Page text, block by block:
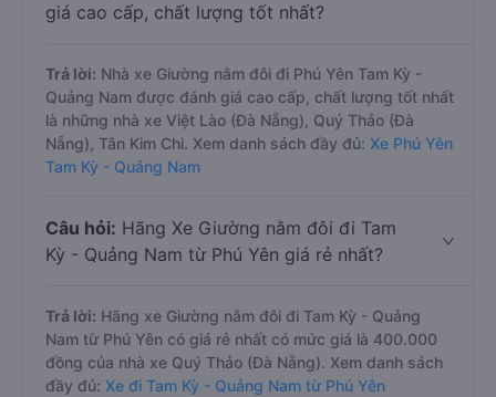
giá cao cấp, chất lượng tốt nhất?
Trả lời: Nhà xe Giường nằm đôi đi Phú Yên Tam Kỳ -
Quảng Nam được đánh giá cao cấp, chất lượng tốt nhất
là những nhà xe Việt Lào (Đà Nẵng), Quý Thảo (Đà
Nẵng), Tân Kim Chi. Xem danh sách đầy đủ: Xe Phú Yên
Tam Kỳ - Quảng Nam
Câu hỏi: Hãng Xe Giường nằm đôi đi Tam
Kỳ - Quảng Nam từ Phú Yên giá rẻ nhất?
Trả lời: Hãng xe Giường nằm đôi đi Tam Kỳ - Quảng
Nam từ Phú Yên có giá rẻ nhất có mức giá là 400.000
đồng của nhà xe Quý Thảo (Đà Nẵng). Xem danh sách
đầy đủ: Xe đi Tam Kỳ - Quảng Nam từ Phú Yên